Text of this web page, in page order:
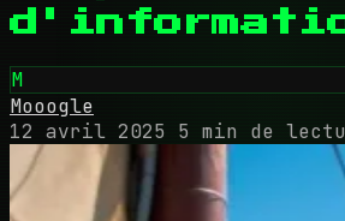
M
Mooogle
12 avril 2025
5 min de